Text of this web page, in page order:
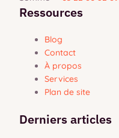
Ressources
Blog
Contact
À propos
Services
Plan de site
Derniers articles